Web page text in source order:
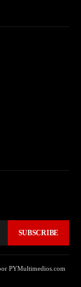
SUBSCRIBE
PYMultimedios.com